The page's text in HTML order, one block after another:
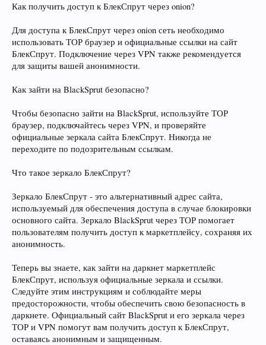
Как получить доступ к БлекСпрут через onion?
Для доступа к БлекСпрут через onion сеть необходимо
использовать ТОР браузер и официальные ссылки на сайт
БлекСпрут. Подключение через VPN также рекомендуется
для защиты вашей анонимности.
Как зайти на BlackSprut безопасно?
Чтобы безопасно зайти на BlackSprut, используйте ТОР
браузер, подключайтесь через VPN, и проверяйте
официальные зеркала сайта БлекСпрут. Никогда не
переходите по подозрительным ссылкам.
Что такое зеркало БлекСпрут?
Зеркало БлекСпрут - это альтернативный адрес сайта,
используемый для обеспечения доступа в случае блокировки
основного сайта. Зеркало BlackSprut через ТОР помогает
пользователям получить доступ к маркетплейсу, сохраняя их
анонимность.
Теперь вы знаете, как зайти на даркнет маркетплейс
БлекСпрут, используя официальные зеркала и ссылки.
Следуйте этим инструкциям и соблюдайте меры
предосторожности, чтобы обеспечить свою безопасность в
даркнете. Официальный сайт BlackSprut и его зеркала через
ТОР и VPN помогут вам получить доступ к БлекСпрут,
оставаясь анонимным и защищенным.